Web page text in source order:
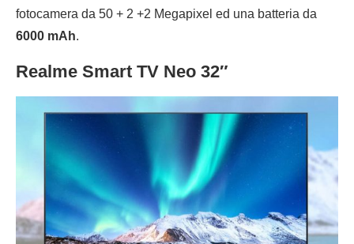
fotocamera da 50 + 2 +2 Megapixel ed una batteria da
6000 mAh.
Realme Smart TV Neo 32″